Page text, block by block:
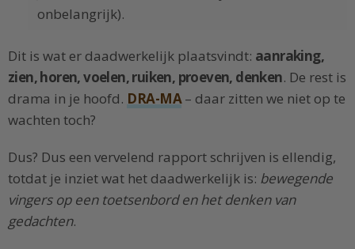
onbelangrijk).
Dit is wat er daadwerkelijk plaatsvindt: aanraking,
zien, horen, voelen, ruiken, proeven, denken. De rest is
drama in je hoofd. DRA-MA– daar zitten we niet op te
wachten toch?
Dus? Dus een vervelend rapport schrijven is ellendig,
totdat je inziet wat het daadwerkelijk is: bewegende
vingers op een toetsenbord en het denken van
gedachten.